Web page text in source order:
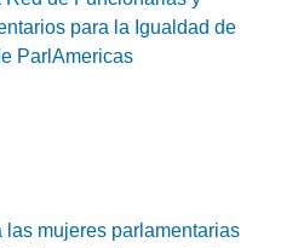
para la Igualdad de
ParlAmericas
las mujeres parlamentarias